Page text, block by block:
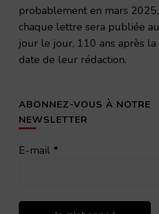
probablement en mars 2025,
chaque lettre sera publiée au
jour le jour, 110 ans après la
date de leur rédaction.
ABONNEZ-VOUS À NOTRE
NEWSLETTER
E-mail *